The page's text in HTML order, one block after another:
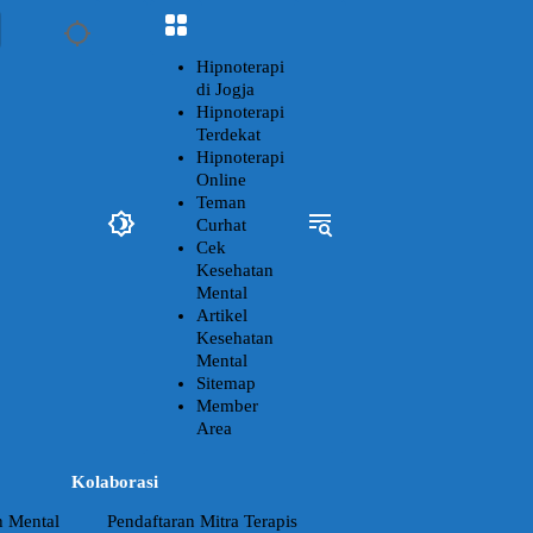
Hipnoterapi
di Jogja
Hipnoterapi
Terdekat
Hipnoterapi
Online
Teman
Curhat
Cek
Kesehatan
Mental
Artikel
Kesehatan
Mental
Sitemap
Member
Area
Mental
Kolaborasi
Pendaftaran Mitra Terapis